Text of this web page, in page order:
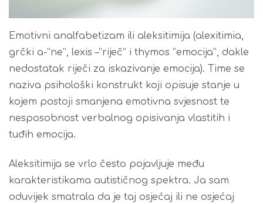
Emotivni analfabetizam ili aleksitimija (alexitimia,
grčki a-“ne”, lexis –“riječ” i thymos “emocija”, dakle
nedostatak riječi za iskazivanje emocija). Time se
naziva psihološki konstrukt koji opisuje stanje u
kojem postoji smanjena emotivna svjesnost te
nesposobnost verbalnog opisivanja vlastitih i
tuđih emocija.
Aleksitimija se vrlo često pojavljuje među
karakteristikama autističnog spektra. Ja sam
oduvijek smatrala da je taj osjećaj ili ne osjećaj